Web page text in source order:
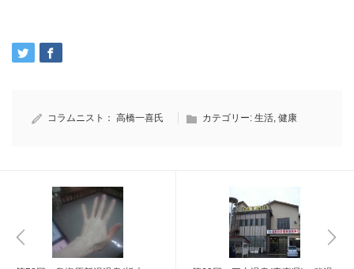
コラムニスト： 高橋一喜氏 カテゴリー: 生活, 健康